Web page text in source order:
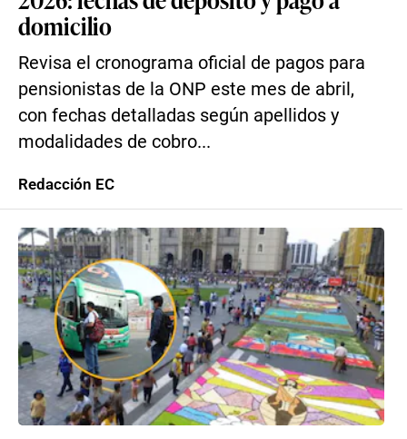
domicilio
Revisa el cronograma oficial de pagos para
pensionistas de la ONP este mes de abril,
con fechas detalladas según apellidos y
modalidades de cobro...
Redacción EC